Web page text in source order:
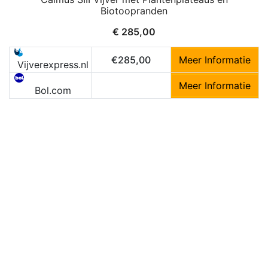
Biotoopranden
€ 285,00
Vijverexpress.nl €285,00 Meer Informatie
Bol.com Meer Informatie